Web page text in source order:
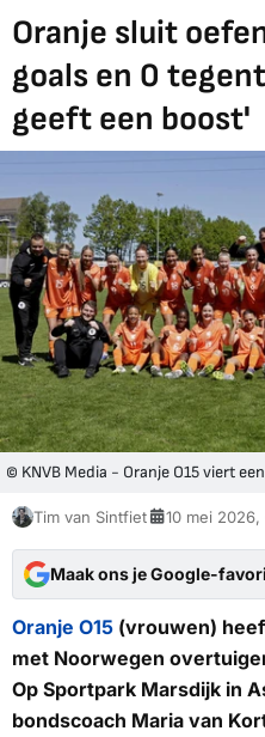
Oranje sluit
goals en 0
geeft een boost'
© KNVB Media - Oranje O15 viert
Tim van Sintfiet 10 mei
Maak ons je Google-
Oranje O15 (vrouwen)
met Noorwegen
Op Sportpark Marsdijk in
bondscoach Maria van